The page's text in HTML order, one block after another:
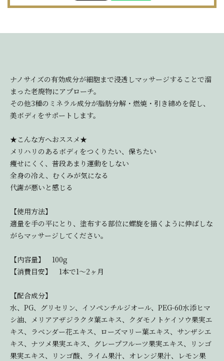
ナノサイズの有効成分が細胞まで浸透しマッサージすることで溜
まった老廃物にアプローチ。
その他3種のミネラル成分が脂肪分解・燃焼・引き締めを促し、
美ボディをサポートします。
★こんな方へおススメ★
メリハリのあるボディをつくりたい、保ちたい
痩せにくく、普段あまり運動をしない
全身の冷え、むくみが気になる
代謝が悪いと感じる
【使用方法】
適量を手の平にとり、塗布する部位に螺旋を描くように伸ばしな
がらマッサージしてください。
【内容量】 100g
【消費目安】 1本で1～2ヶ月
【配合成分】
水、PG、グリセリン、イソペンチルジオール、PEG-60水添ヒマ
シ油、メリアアザジラクタ葉エキス、クダモノトケイソウ果実エ
キス、ラベンダー花エキス、ローズマリー葉エキス、サンザシエ
キス、ナツメ果実エキス、グレープフルーツ果実エキス、リンゴ
果実エキス、リンゴ酸、ライム果汁、オレンジ果汁、レモン果